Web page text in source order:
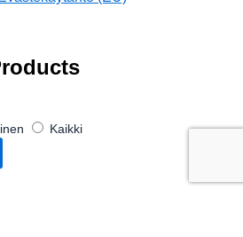
Kaikki